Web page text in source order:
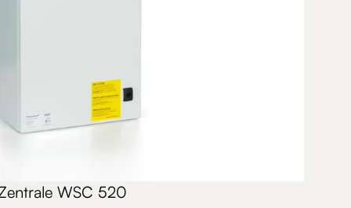
WSC 520